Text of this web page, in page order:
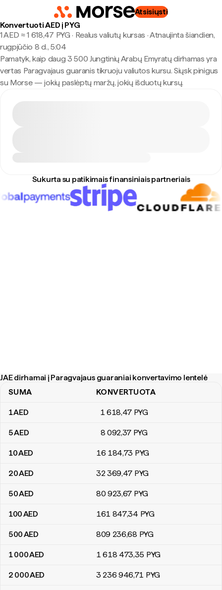
Atsisiųsti
Konvertuoti AED į PYG
1 AED ≈ 1 618,47 PYG · Realus valiutų kursas ·Atnaujinta šiandien,
rugpjūčio 8 d., 5:04
Pamatyk, kaip daug 3 500 Jungtinių Arabų Emyratų dirhamas yra
vertas Paragvajaus guaranis tikruoju valiutos kursu. Siųsk pinigus
su Morse — jokių paslėptų maržų, jokių išduotų kursų.
Sukurta su patikimais finansiniais partneriais
JAE dirhamai į Paragvajaus guaraniai konvertavimo lentelė
JAE dirhamai į Paragvajaus guaraniai konvertavimo lentelė
SUMA KONVERTUOTA
1AED 1 618,47 PYG
5AED 8 092,37 PYG
10AED 16 184,73 PYG
20AED 32 369,47 PYG
50AED 80 923,67 PYG
100AED 161 847,34 PYG
500AED 809 236,68 PYG
1 000AED 1 618 473,35 PYG
2 000AED 3 236 946,71 PYG